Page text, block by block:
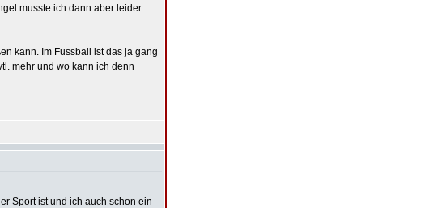
musste ich dann aber leider
kann. Im Fussball ist das ja gang
mehr und wo kann ich denn
Sport ist und ich auch schon ein